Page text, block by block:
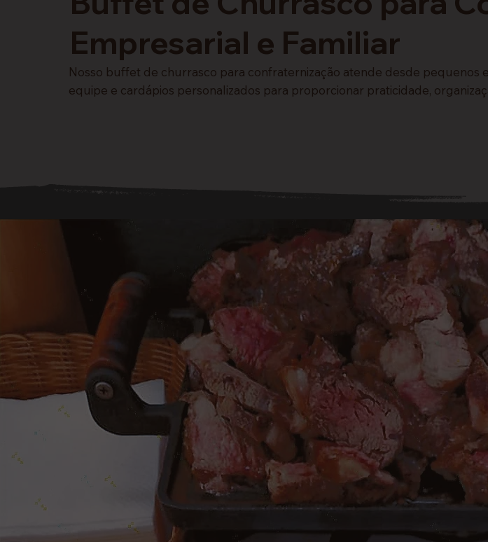
Empresarial e Familiar
Nosso buffet de churrasco para confraternização atende desde
equipe e cardápios personalizados para proporcionar praticidade,